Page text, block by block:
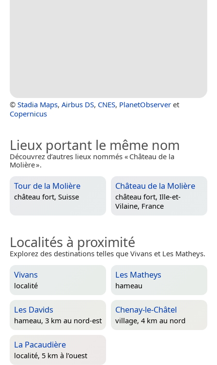
© Stadia Maps, Airbus DS, CNES, PlanetObserver et
Copernicus
Lieux portant le même nom
Découvrez d’autres lieux nommés « Château de la
Molière ».
Tour de la Molière
château fort, Suisse
Château de la Molière
château fort, Ille-et-
Vilaine, France
Localités à proximité
Explorez des destinations telles que Vivans et Les Matheys.
Vivans
localité
Les Matheys
hameau
Les Davids
hameau, 3 km au nord-est
Chenay-le-Châtel
village, 4 km au nord
La Pacaudière
localité, 5 km à l’ouest